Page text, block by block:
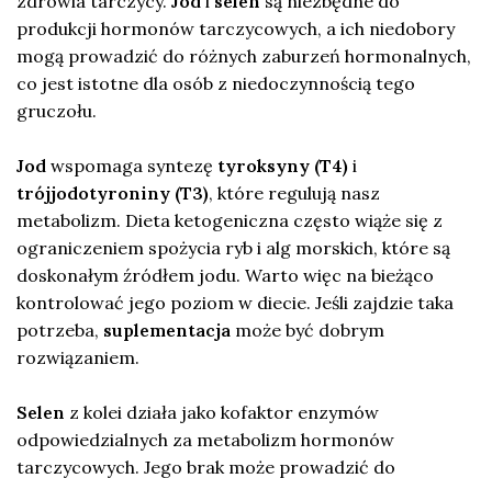
produkcji hormonów tarczycowych, a ich niedobory
mogą prowadzić do różnych zaburzeń hormonalnych,
co jest istotne dla osób z niedoczynnością tego
gruczołu.
Jod wspomaga syntezę tyroksyny (T4) i
trójjodotyroniny (T3), które regulują nasz
metabolizm. Dieta ketogeniczna często wiąże się z
ograniczeniem spożycia ryb i alg morskich, które są
doskonałym źródłem jodu. Warto więc na bieżąco
kontrolować jego poziom w diecie. Jeśli zajdzie taka
potrzeba, suplementacja może być dobrym
rozwiązaniem.
Selen z kolei działa jako kofaktor enzymów
odpowiedzialnych za metabolizm hormonów
tarczycowych. Jego brak może prowadzić do